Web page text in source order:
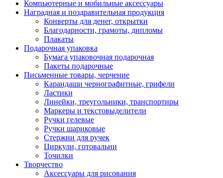
Компьютерные и мобильные аксессуары
Наградная и поздравительная продукция
Конверты для денег, открытки
Благодарности, грамоты, дипломы
Плакаты
Подарочная упаковка
Бумага упаковочная подарочная
Пакеты подарочные
Письменные товары, черчение
Карандаши чернографитные, грифели
Ластики
Линейки, треугольники, транспортиры
Маркеры и текстовыделители
Ручки гелевые
Ручки шариковые
Стержни для ручек
Циркули, готовальни
Точилки
Творчество
Аксессуары для рисования